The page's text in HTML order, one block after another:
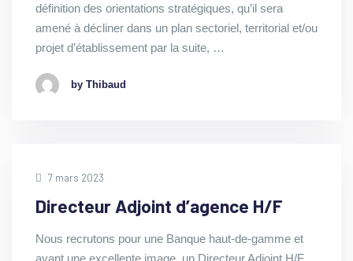
définition des orientations stratégiques, qu’il sera
amené à décliner dans un plan sectoriel, territorial et/ou
projet d’établissement par la suite, …
by Thibaud
7 mars 2023
Directeur Adjoint d’agence H/F
Nous recrutons pour une Banque haut-de-gamme et
ayant une excellente image, un Directeur Adjoint H/F